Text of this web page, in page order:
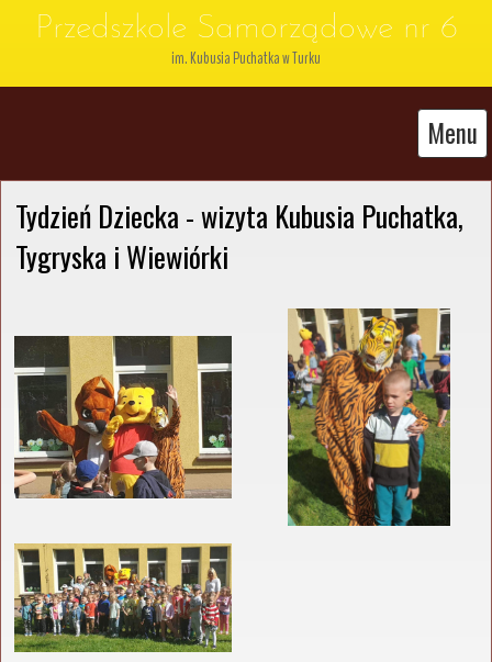
Przedszkole Samorządowe nr 6
im. Kubusia Puchatka w Turku
Menu
Tydzień Dziecka - wizyta Kubusia Puchatka,
Tygryska i Wiewiórki